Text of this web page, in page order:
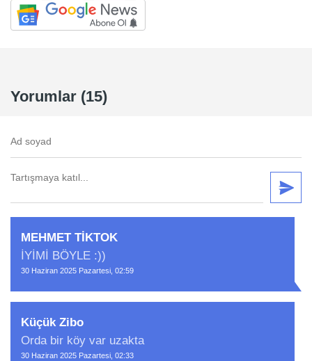
Yorumlar (15)
MEHMET TİKTOK
İYİMİ BÖYLE :))
30 Haziran 2025 Pazartesi, 02:59
Küçük Zibo
Orda bir köy var uzakta
30 Haziran 2025 Pazartesi, 02:33